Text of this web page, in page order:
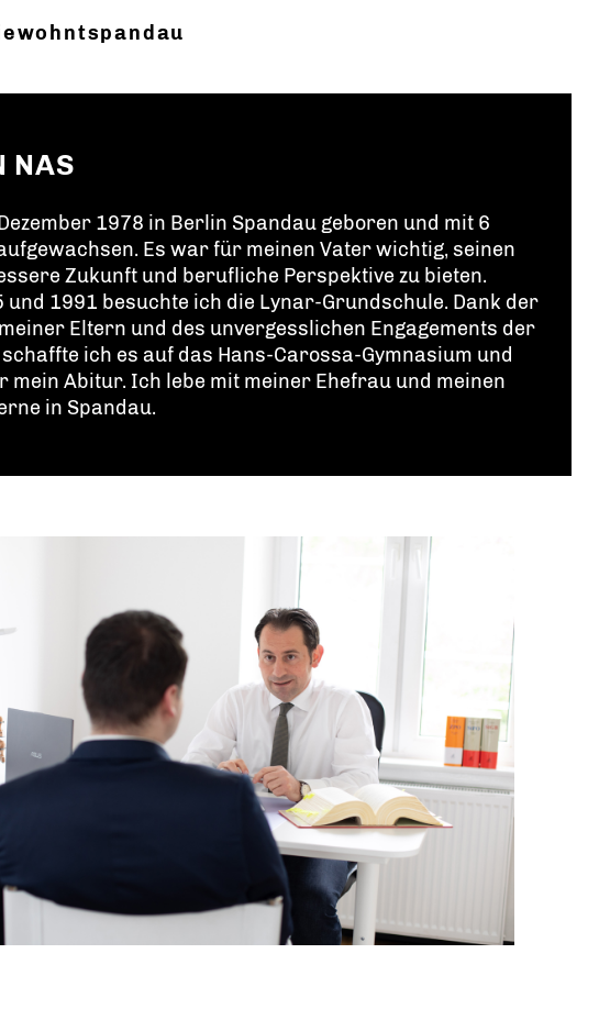
NAS
1978 in Berlin Spandau geboren und mit 6
Es war für meinen Vater wichtig, seinen
Zukunft und berufliche Perspektive zu bieten.
und 1991 besuchte ich die Lynar-Grundschule. Dank der
Eltern und des unvergesslichen Engagements der
ich es auf das Hans-Carossa-Gymnasium und
mein Abitur. Ich lebe mit meiner Ehefrau und meinen
in Spandau.